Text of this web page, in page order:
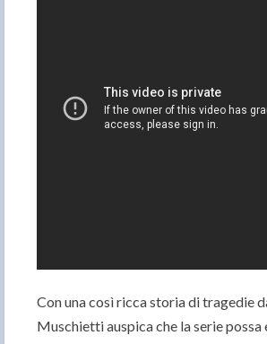
Con una così ricca storia di tragedie
Muschietti auspica che la serie